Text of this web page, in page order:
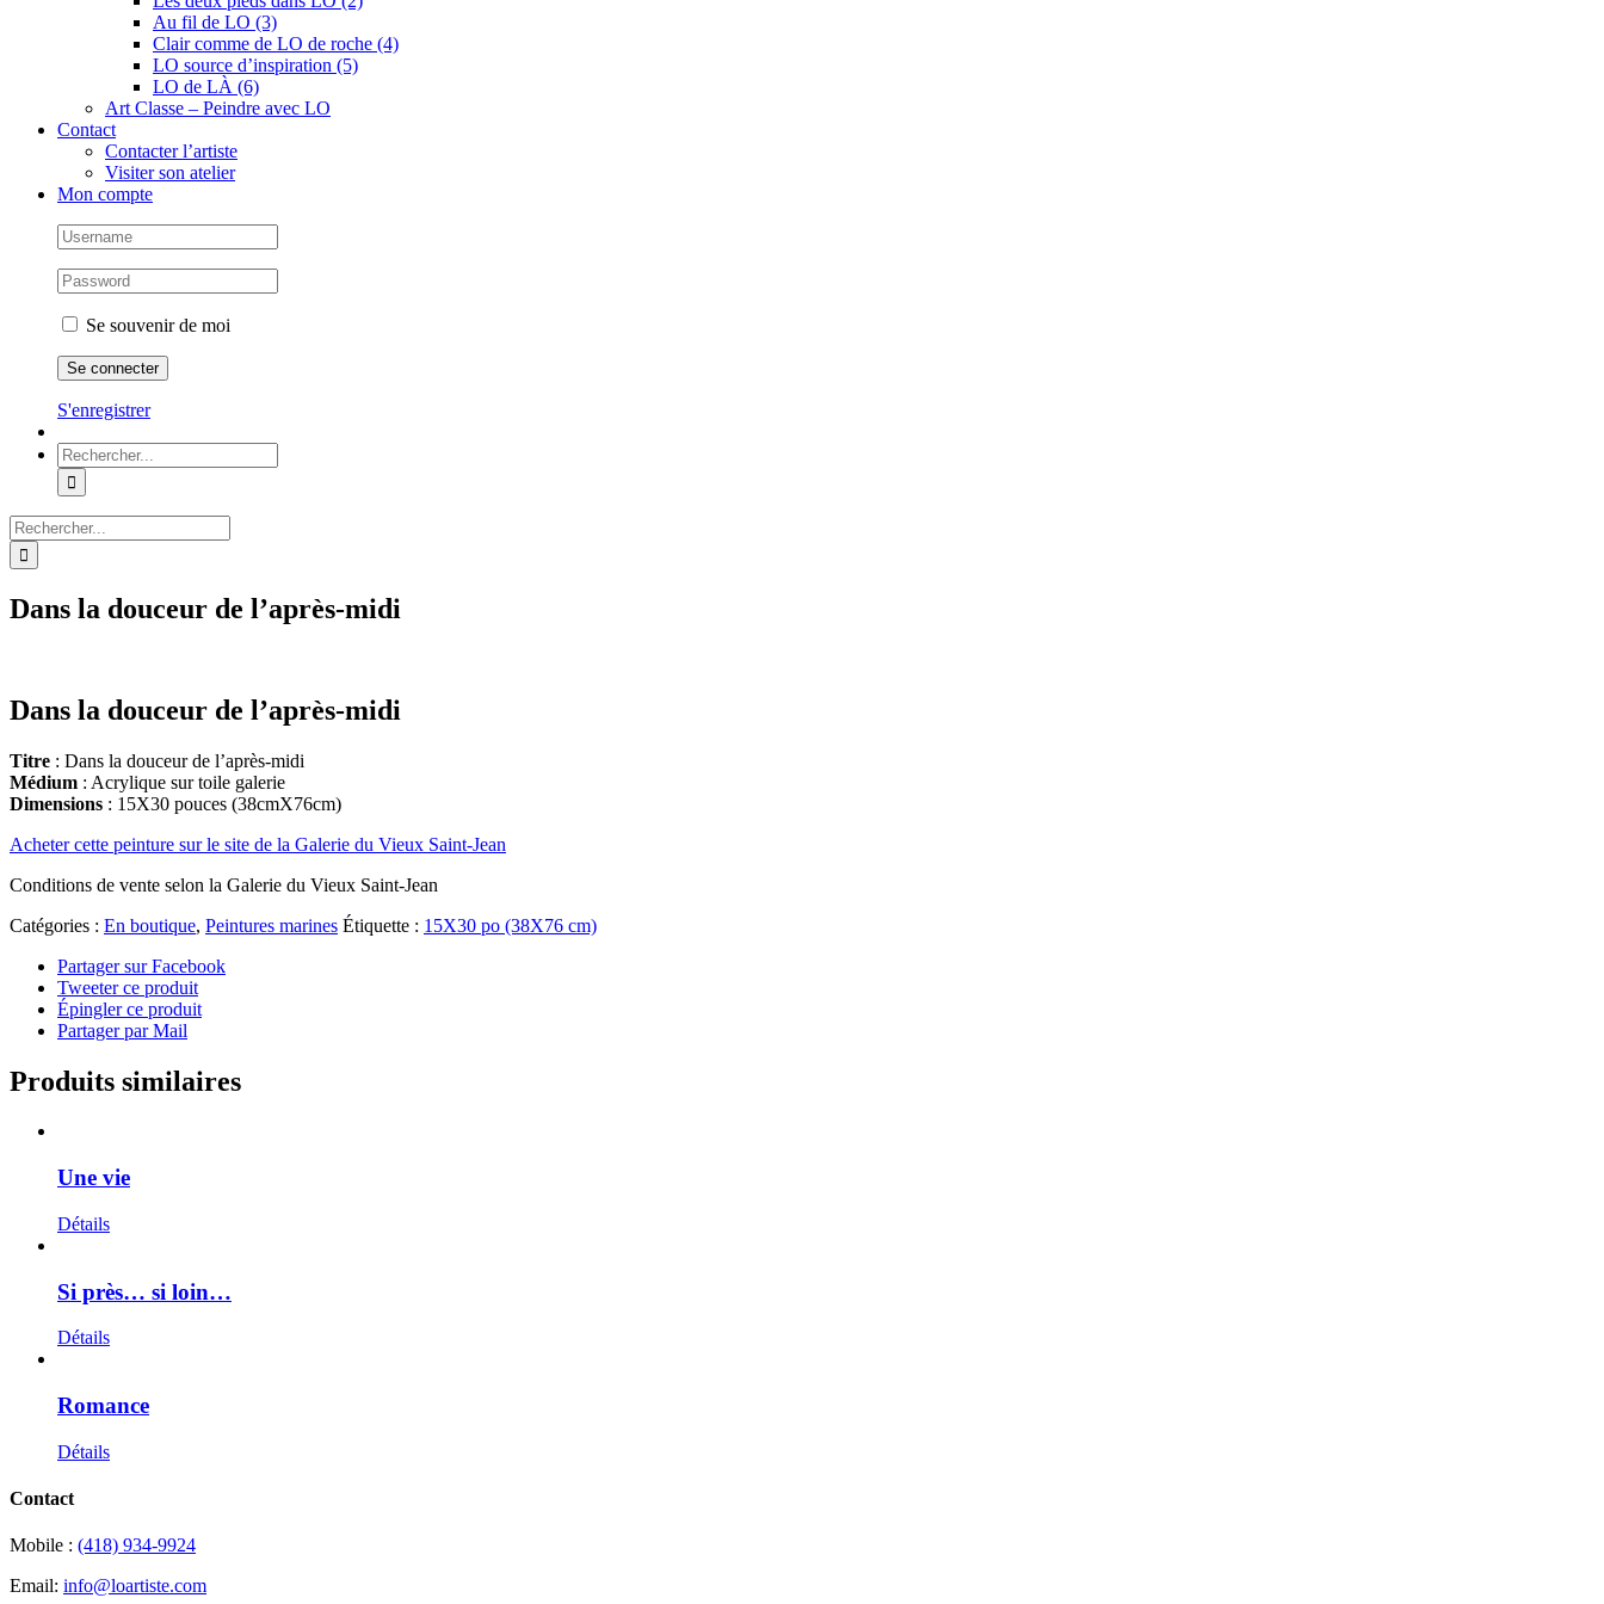
Au fil de LO (3)
Clair comme de LO de roche (4)
LO source d’inspiration (5)
LO de LÀ (6)
Art Classe – Peindre avec LO
Contact
Contacter l’artiste
Visiter son atelier
Mon compte
Se souvenir de moi
S'enregistrer
Rechercher:
Rechercher:
Dans la douceur de l’après-midi
Dans la douceur de l’après-midi
Titre : Dans la douceur de l’après-midi
Médium : Acrylique sur toile galerie
Dimensions : 15X30 pouces (38cmX76cm)
Acheter cette peinture sur le site de la Galerie du Vieux Saint-Jean
Conditions de vente selon la Galerie du Vieux Saint-Jean
Catégories : En boutique, Peintures marines Étiquette : 15X30 po (38X76 cm)
Partager sur Facebook
Tweeter ce produit
Épingler ce produit
Partager par Mail
Produits similaires
Une vie
Détails
Si près… si loin…
Détails
Romance
Détails
Contact
Mobile : (418) 934-9924
Email: info@loartiste.com